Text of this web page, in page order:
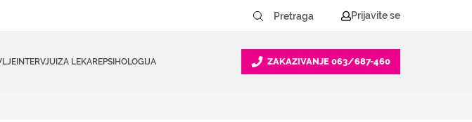
Prijavite se
INTERVJUIZA LEKAREPSIHOLOGIJA ZAKAZIVANJE 063/687-460